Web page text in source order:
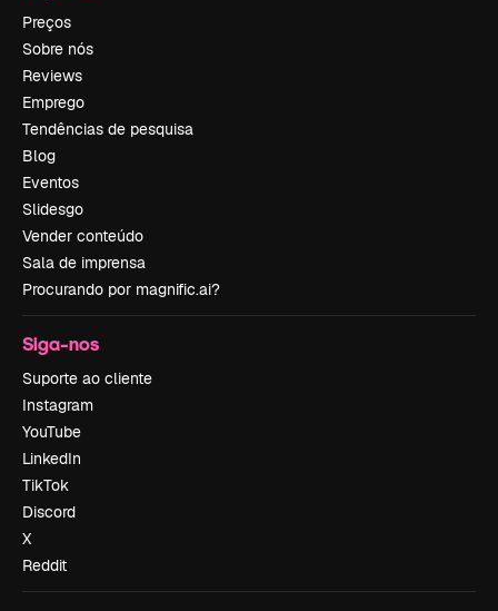
Preços
Sobre nós
Reviews
Emprego
Tendências de pesquisa
Blog
Eventos
Slidesgo
Vender conteúdo
Sala de imprensa
Procurando por magnific.ai?
Siga-nos
Suporte ao cliente
Instagram
YouTube
LinkedIn
TikTok
Discord
X
Reddit